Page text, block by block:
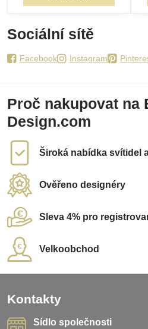
Sociální sítě
Facebook Instagram
Proč nakupovat na
Design.com
Široká nabídka svítidel
Ověřeno designéry
Sleva 4% pro
Velkoobchod
Kontakty
Sídlo společnosti